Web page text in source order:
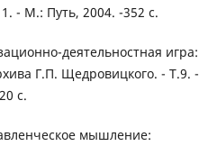
- М.: Путь, 2004. -352 с.
деятельностная игра:
Г.П. Щедровицкого. - Т.9. -
с.
мышление: